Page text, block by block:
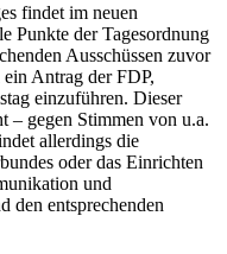
findet im neuen
Punkte der Tagesordnung
Ausschüssen zuvor
Antrag der FDP,
einzuführen. Dieser
– gegen Stimmen von u.a.
allerdings die
oder das Einrichten
und
den entsprechenden